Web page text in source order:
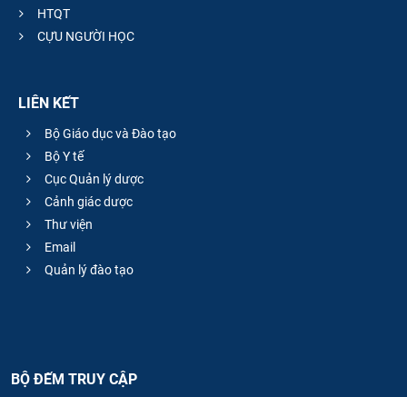
HTQT
CỰU NGƯỜI HỌC
LIÊN KẾT
Bộ Giáo dục và Đào tạo
Bộ Y tế
Cục Quản lý dược
Cảnh giác dược
Thư viện
Email
Quản lý đào tạo
BỘ ĐẾM TRUY CẬP